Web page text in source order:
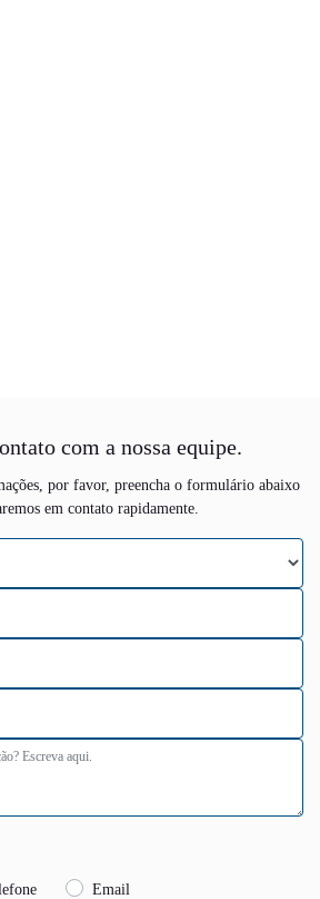
com a nossa equipe.
por favor, preencha o formulário abaixo
em contato rapidamente.
Email